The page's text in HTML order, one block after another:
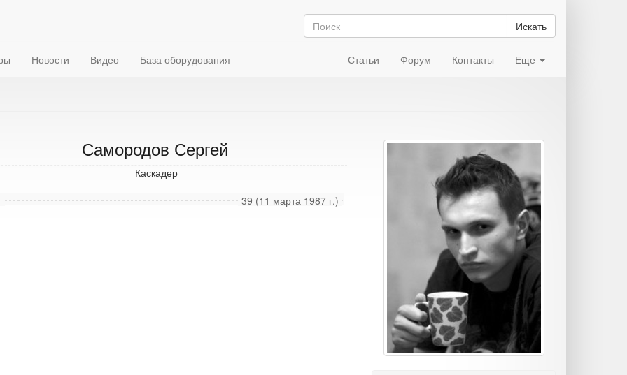
Искать
Новости Видео База оборудования Статьи Форум Контакты Еще
Самородов Сергей
Каскадер
39 (11 марта 1987 г.)